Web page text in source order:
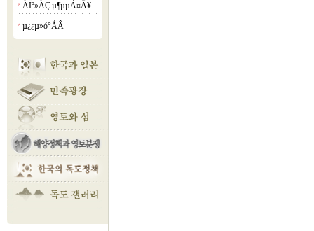
¡á ÀÏº»ÀÇ µ¶µµÁ¤Ã¥
¡á µ¿¿µ»ó°­ÁÂ